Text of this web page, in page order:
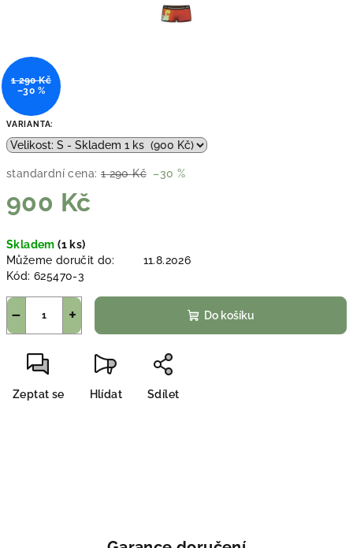
VARIANTA:
standardní cena: 1 290 Kč –30 %
900 Kč
cena:
Skladem(1 ks)
Můžeme doručit do:
11.8.2026
Kód: 625470-3
+
− Do košíku
Zeptat se Hlídat Sdílet
1 290 Kč
–30 %